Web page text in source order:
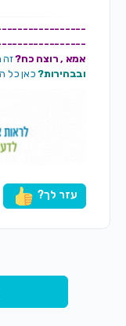
אמא , רוצה כח?זה
ובבהירות?כאן כל
עזר לך?